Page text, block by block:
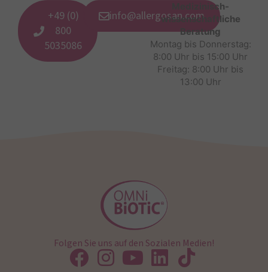
+49 (0)
800
5035086
info@allergosan.com
Medizinisch-
wissenschaftliche
Beratung
Montag bis Donnerstag:
8:00 Uhr bis 15:00 Uhr
Freitag: 8:00 Uhr bis
13:00 Uhr
Folgen Sie uns auf den Sozialen Medien!